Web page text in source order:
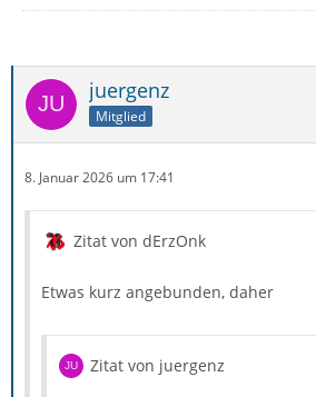
juergenz
Mitglied
8. Januar 2026 um 17:41
Zitat von dErzOnk
Etwas kurz angebunden, daher
Zitat von juergenz